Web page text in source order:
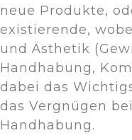
neue Produkte,
existierende,
und Ästhetik
Handhabung,
dabei das
das Vergnügen
Handhabung.